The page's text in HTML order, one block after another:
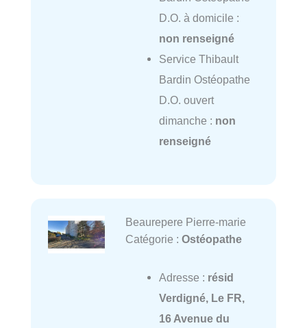
D.O. à domicile :
non renseigné
Service Thibault
Bardin Ostéopathe
D.O. ouvert
dimanche : non
renseigné
Beaurepere Pierre-marie
Catégorie : Ostéopathe
Adresse : résid
Verdigné, Le FR,
16 Avenue du